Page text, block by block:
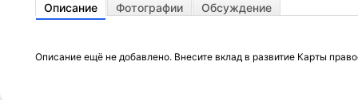
Описание Фотографии Обсуждение
Описание ещё не добавлено. Внесите вклад в развитие Карты